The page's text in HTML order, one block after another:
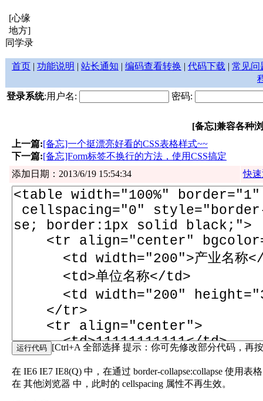
[心缘
地方]
同学录
首页 | 功能说明 | 站长通知 | 编码查看转换 | 代码下载 | 常见问
登录系统:用户名: 密码:
[备忘]兼容各种
上一篇:[备忘]一个挺漂亮好看的CSS表格样式~~
下一篇:[备忘]Form标签不换行的方法，使用CSS搞定
添加日期：2013/6/19 15:54:34
快
[Ctrl+A 全部选择 提示：你可先修改部分代码，再
在 IE6 IE7 IE8(Q) 中，在通过 border-collapse:collapse 使用
在 其他浏览器 中，此时的 cellspacing 属性不再生效。